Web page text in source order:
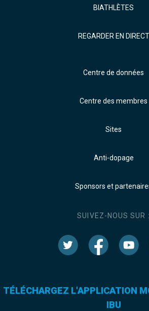
BIATHLÈTES
REGARDER EN DIRECT
Centre de données
Centre des membres
Sites
Anti-dopage
Sponsors et
SUIVEZ-NOUS SUR :
TÉLÉCHARGEZ L'APPLICATION
IBU